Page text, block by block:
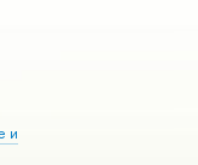
и